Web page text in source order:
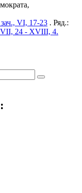
VI, 17-23 . Ряд.:
24 - XVIII, 4.